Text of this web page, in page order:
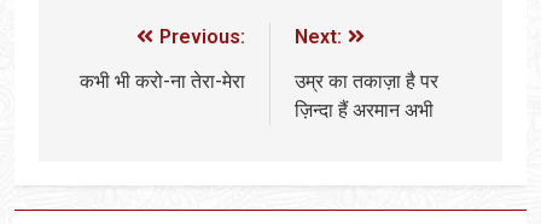
Previous:
कभी भी करो-ना तेरा-मेरा
Next:
उम्र का तकाज़ा है पर
ज़िन्दा हैं अरमान अभी